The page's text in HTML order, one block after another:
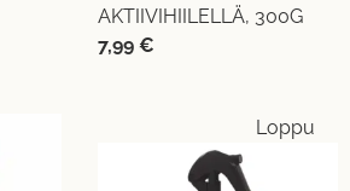
AKTIIVIHIILELLÄ, 300G
7,99 €
Loppu